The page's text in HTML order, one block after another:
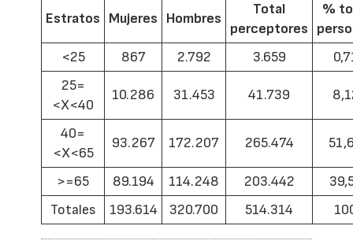
Estratos Mujeres Hombres
Total
perceptores
%
<25
867 2.792 3.659
25=
<X<40
10.286 31.453 41.739
40=
<X<65
93.267 172.207 265.474
>=65 89.194 114.248 203.442
Totales
193.614 320.700 514.314